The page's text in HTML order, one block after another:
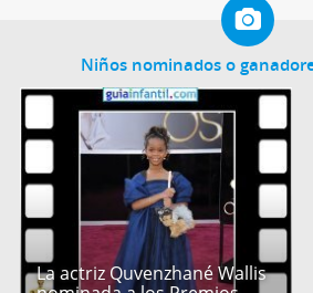
Niños nominados o
La actriz Quvenzhané Wallis